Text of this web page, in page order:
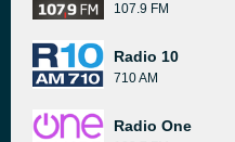
107.9 FM
Radio 10
710 AM
Radio One